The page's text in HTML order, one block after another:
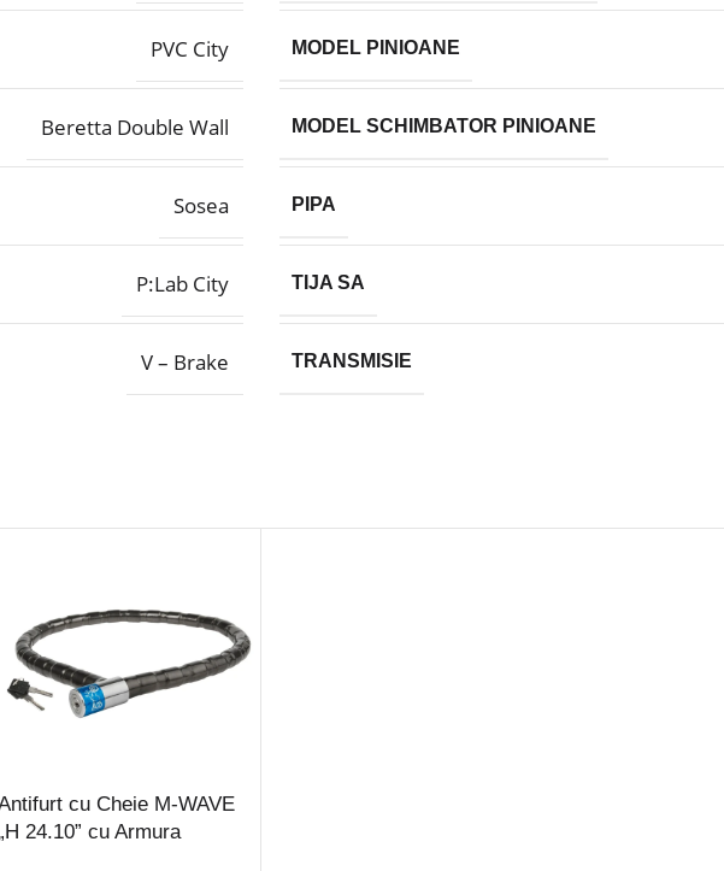
PVC City MODEL PINIOANE
Beretta Double Wall MODEL SCHIMBATOR PINIOANE
Sosea PIPA
P:Lab City TIJA SA
V – Brake TRANSMISIE
cu Cheie M-WAVE
24.10” cu Armura